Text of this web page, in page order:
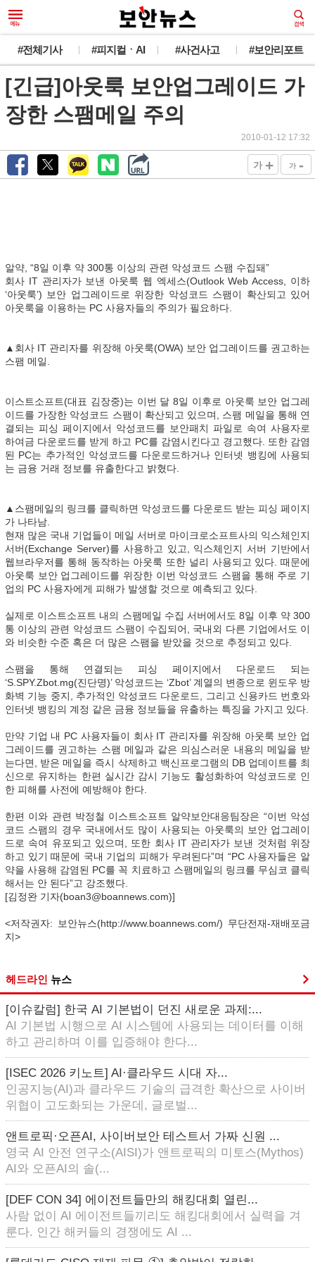
#전체기사 #피지컬ㆍAI #사건사고 #보안리포트
[긴급]아웃룩 보안업그레이드 가
장한 스팸메일 주의
2010-01-12 17:32
가 + 가 -
알약, “8일 이후 약 300통 이상의 관련 악성코드 스팸 수집돼”
회사 IT 관리자가 보낸 아웃룩 웹 엑세스(Outlook Web Access, 이하
‘아웃룩’) 보안 업그레이드로 위장한 악성코드 스팸이 확산되고 있어
아웃룩을 이용하는 PC 사용자들의 주의가 필요하다.
▲회사 IT 관리자를 위장해 아웃룩(OWA) 보안 업그레이드를 권고하는
스팸 메일.
이스트소프트(대표 김장중)는 이번 달 8일 이후로 아웃룩 보안 업그레
이드를 가장한 악성코드 스팸이 확산되고 있으며, 스팸 메일을 통해 연
결되는 피싱 페이지에서 악성코드를 보안패치 파일로 속여 사용자로
하여금 다운로드를 받게 하고 PC를 감염시킨다고 경고했다. 또한 감염
된 PC는 추가적인 악성코드를 다운로드하거나 인터넷 뱅킹에 사용되
는 금융 거래 정보를 유출한다고 밝혔다.
▲스팸메일의 링크를 클릭하면 악성코드를 다운로드 받는 피싱 페이지
가 나타남.
현재 많은 국내 기업들이 메일 서버로 마이크로소프트사의 익스체인지
서버(Exchange Server)를 사용하고 있고, 익스체인지 서버 기반에서
웹브라우저를 통해 동작하는 아웃룩 또한 널리 사용되고 있다. 때문에
아웃룩 보안 업그레이드를 위장한 이번 악성코드 스팸을 통해 주로 기
업의 PC 사용자에게 피해가 발생할 것으로 예측되고 있다.
실제로 이스트소프트 내의 스팸메일 수집 서버에서도 8일 이후 약 300
통 이상의 관련 악성코드 스팸이 수집되어, 국내외 다른 기업에서도 이
와 비슷한 수준 혹은 더 많은 스팸을 받았을 것으로 추정되고 있다.
스팸을 통해 연결되는 피싱 페이지에서 다운로드 되는
‘S.SPY.Zbot.mg(진단명)’ 악성코드는 ‘Zbot’ 계열의 변종으로 윈도우 방
화벽 기능 중지, 추가적인 악성코드 다운로드, 그리고 신용카드 번호와
인터넷 뱅킹의 계정 같은 금융 정보들을 유출하는 특징을 가지고 있다.
만약 기업 내 PC 사용자들이 회사 IT 관리자를 위장해 아웃룩 보안 업
그레이드를 권고하는 스팸 메일과 같은 의심스러운 내용의 메일을 받
는다면, 받은 메일을 즉시 삭제하고 백신프로그램의 DB 업데이트를 최
신으로 유지하는 한편 실시간 감시 기능도 활성화하여 악성코드로 인
한 피해를 사전에 예방해야 한다.
한편 이와 관련 박정철 이스트소프트 알약보안대응팀장은 “이번 악성
코드 스팸의 경우 국내에서도 많이 사용되는 아웃룩의 보안 업그레이
드로 속여 유포되고 있으며, 또한 회사 IT 관리자가 보낸 것처럼 위장
하고 있기 때문에 국내 기업의 피해가 우려된다”며 “PC 사용자들은 알
약을 사용해 감염된 PC를 꼭 치료하고 스팸메일의 링크를 무심코 클릭
해서는 안 된다”고 강조했다.
[김정완 기자(boan3@boannews.com)]
<저작권자: 보안뉴스(http://www.boannews.com/) 무단전재-재배포금
지>
헤드라인 뉴스
[이슈칼럼] 한국 AI 기본법이 던진 새로운 과제:...
AI 기본법 시행으로 AI 시스템에 사용되는 데이터를 이해
하고 관리하며 이를 입증해야 한다...
[ISEC 2026 키노트] AI·클라우드 시대 자...
인공지능(AI)과 클라우드 기술의 급격한 확산으로 사이버
위협이 고도화되는 가운데, 글로벌...
앤트로픽·오픈AI, 사이버보안 테스트서 가짜 신원 ...
영국 AI 안전 연구소(AISI)가 앤트로픽의 미토스(Mythos)
AI와 오픈AI의 솔(...
[DEF CON 34] 에이전트들만의 해킹대회 열린...
사람 없이 AI 에이전트들끼리도 해킹대회에서 실력을 겨
룬다. 인간 해커들의 경쟁에도 AI ...